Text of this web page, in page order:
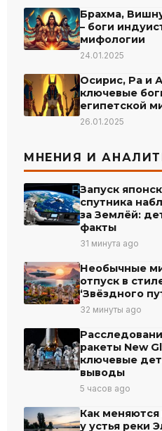
Брахма,
– боги
мифологии
24.01.2025
Осирис, Ра и
ключевые
египетской
26.01.2025
МНЕНИЯ И
Запуск
спутника
за Землёй:
факты
31 минута ago
Необычные
отпуск в
‘Звёздного
32 минуты ago
ракеты New
ключевые
выводы
5 часов ago
Как
у устья реки